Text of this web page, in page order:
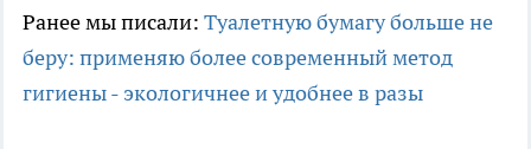
Ранее мы писали: Туалетную бумагу больше не
беру: применяю более современный метод
гигиены - экологичнее и удобнее в разы